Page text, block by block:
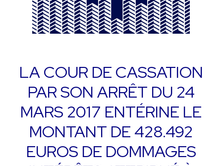
LA COUR DE CASSATION
PAR SON ARRÊT DU 24
MARS 2017 ENTÉRINE LE
MONTANT DE 428.492
EUROS DE DOMMAGES